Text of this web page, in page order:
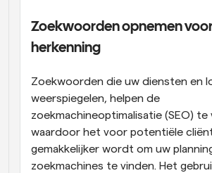
Zoekwoorden opnemen
herkenning
Zoekwoorden die uw diensten en
weerspiegelen, helpen de
zoekmachineoptimalisatie (SEO)
waardoor het voor potentiële
gemakkelijker wordt om uw
zoekmachines te vinden. Het